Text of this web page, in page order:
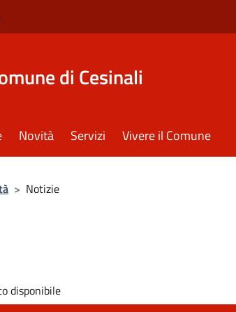
di Cesinali
Novità Servizi Vivere il Comune
> Notizie
disponibile